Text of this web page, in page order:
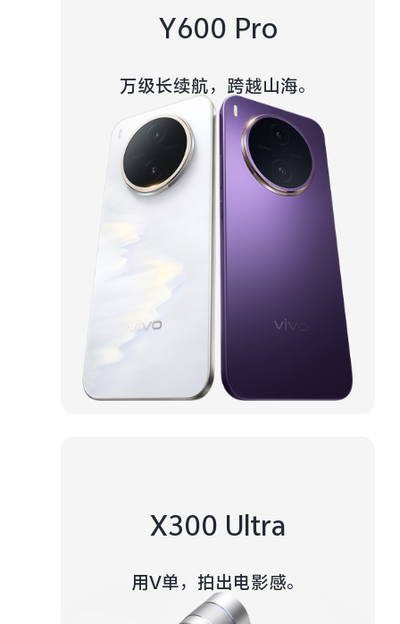
Y600 Pro
万级长续航，跨越山海。
X300 Ultra
用V单，拍出电影感。